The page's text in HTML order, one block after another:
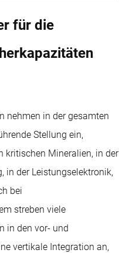
für die
nehmen in der gesamten
Stellung ein,
kritischen Mineralien, in der
in der Leistungselektronik,
bei
streben viele
in den vor- und
vertikale Integration an,